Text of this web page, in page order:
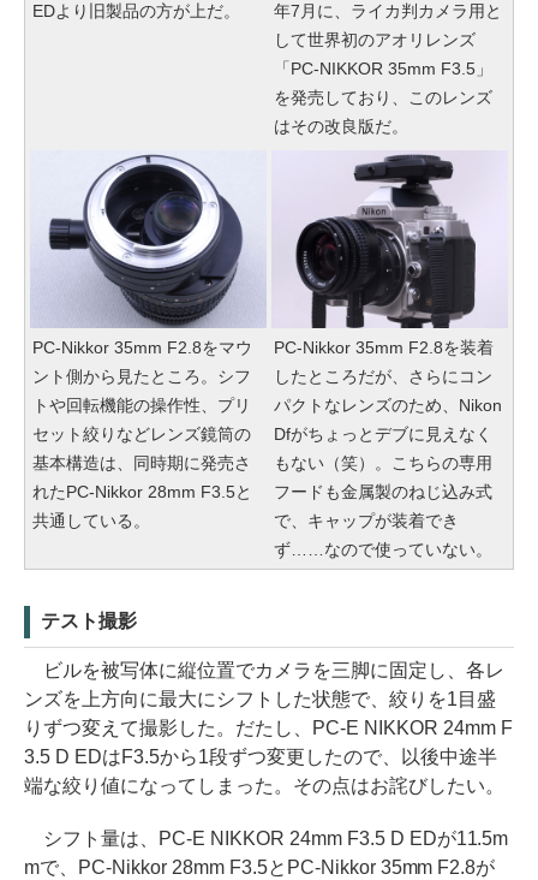
EDより旧製品の方が上だ。
年7月に、ライカ判カメラ用と
して世界初のアオリレンズ
「PC-NIKKOR 35mm F3.5」
を発売しており、このレンズ
はその改良版だ。
PC-Nikkor 35mm F2.8をマウ
ント側から見たところ。シフ
トや回転機能の操作性、プリ
セット絞りなどレンズ鏡筒の
基本構造は、同時期に発売さ
れたPC-Nikkor 28mm F3.5と
共通している。
PC-Nikkor 35mm F2.8を装着
したところだが、さらにコン
パクトなレンズのため、Nikon
Dfがちょっとデブに見えなく
もない（笑）。こちらの専用
フードも金属製のねじ込み式
で、キャップが装着でき
ず……なので使っていない。
テスト撮影
ビルを被写体に縦位置でカメラを三脚に固定し、各レ
ンズを上方向に最大にシフトした状態で、絞りを1目盛
りずつ変えて撮影した。だたし、PC-E NIKKOR 24mm F
3.5 D EDはF3.5から1段ずつ変更したので、以後中途半
端な絞り値になってしまった。その点はお詫びしたい。
シフト量は、PC-E NIKKOR 24mm F3.5 D EDが11.5m
mで、PC-Nikkor 28mm F3.5とPC-Nikkor 35mm F2.8が